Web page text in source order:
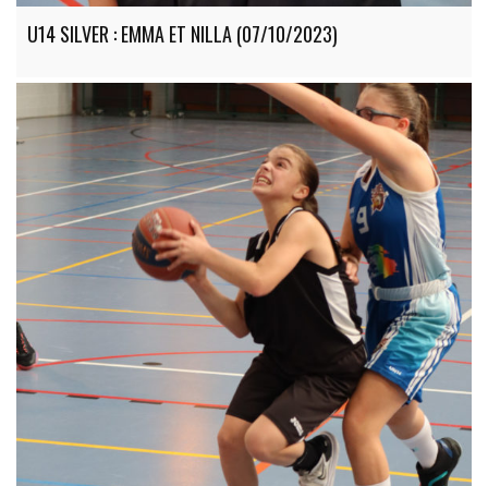
U14 SILVER : EMMA ET NILLA (07/10/2023)